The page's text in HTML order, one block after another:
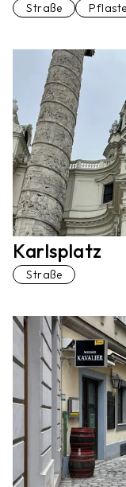
Straße
Karlsplatz
Straße